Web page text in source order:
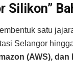
Silikon”
satu
Selangor
(AWS),